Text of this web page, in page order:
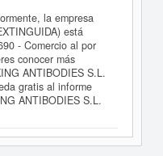
la empresa
está
- Comercio al por
conocer más
ANTIBODIES S.L.
gratis al informe
ANTIBODIES S.L.